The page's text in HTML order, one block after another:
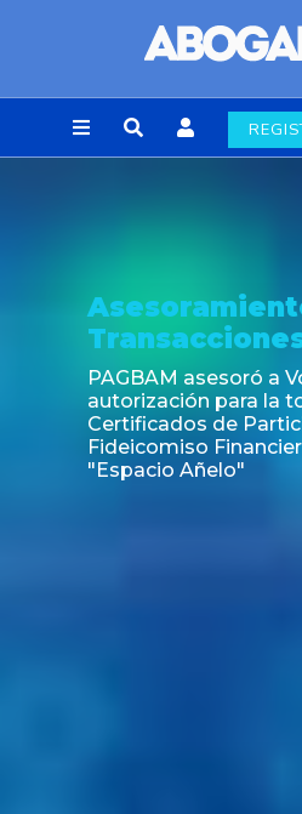
PAGBAM asesoró a
autorización para la
Certificados de
Fideicomiso
"Espacio Añelo"